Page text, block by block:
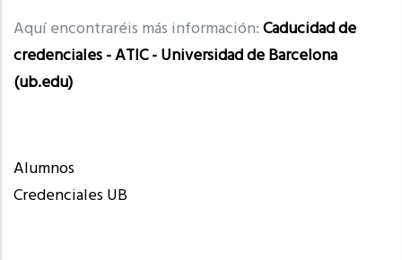
Aquí encontraréis más información:Caducidad de
credenciales - ATIC - Universidad de Barcelona
(ub.edu)
Alumnos
Credenciales UB